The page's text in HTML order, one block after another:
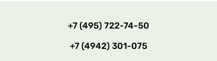
+7 (495) 722-74-50
+7 (4942) 301-075